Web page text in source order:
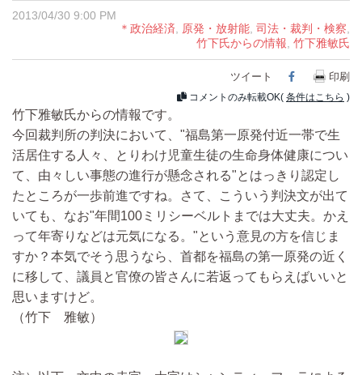
2013/04/30 9:00 PM
＊政治経済
原発・放射能 司法・裁判・検察
竹下氏からの情報 竹下雅敏氏
ツイート Facebook
印刷
コメントのみ転載OK( 条件はこちら )
竹下雅敏氏からの情報です。
今回裁判所の判決において、"福島第一原発付近一帯で生
活居住する人々、とりわけ児童生徒の生命身体健康につい
て、由々しい事態の進行が懸念される"とはっきり認定し
たところが一歩前進ですね。さて、こういう判決文が出て
いても、なお"年間100ミリシーベルトまでは大丈夫。かえ
って年寄りなどは元気になる。"という意見の方を信じま
すか？本気でそう思うなら、首都を福島の第一原発の近く
に移して、議員と官僚の皆さんに若返ってもらえばいいと
思いますけど。
（竹下 雅敏）